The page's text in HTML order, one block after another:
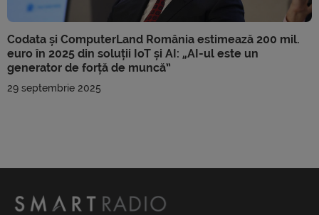
Codata și ComputerLand România estimează 200 mil.
euro în 2025 din soluții IoT și AI: „AI-ul este un
generator de forță de muncă”
29 septembrie 2025